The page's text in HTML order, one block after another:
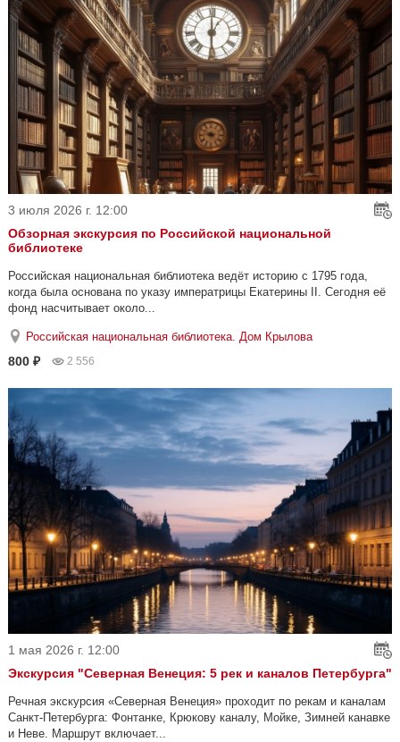
3 июля 2026 г. 12:00
Обзорная экскурсия по Российской национальной
библиотеке
Российская национальная библиотека ведёт историю с 1795 года,
когда была основана по указу императрицы Екатерины II. Сегодня её
фонд насчитывает около...
Российская национальная библиотека. Дом Крылова
800 ₽ 2 556
1 мая 2026 г. 12:00
Экскурсия "Северная Венеция: 5 рек и каналов Петербурга"
Речная экскурсия «Северная Венеция» проходит по рекам и каналам
Санкт-Петербурга: Фонтанке, Крюкову каналу, Мойке, Зимней канавке
и Неве. Маршрут включает...